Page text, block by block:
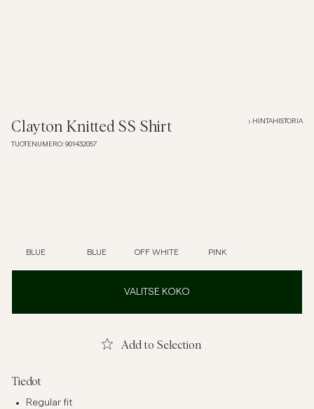
Paidat
T-paidat
AlusvaatteetAlusvaatteet
Clayton Knitted SS Shirt
TUOTENUMERO: 901432057
HINTAHISTORIA
BLUE BLUE OFF WHITE PINK
VALITSE KOKO
Add to Selection
Tiedot
Regular fit